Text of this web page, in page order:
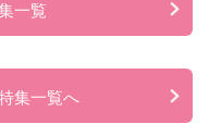
一覧
集一覧へ